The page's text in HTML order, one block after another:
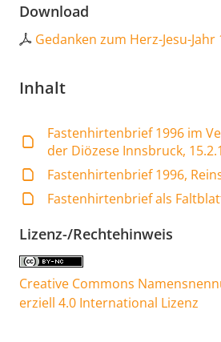
Download
Gedanken zum Herz-Jesu-Jahr
Inhalt
Fastenhirtenbrief 1996 im
der Diözese Innsbruck,
Fastenhirtenbrief 1996,
Fastenhirtenbrief als
Lizenz-/Rechtehinweis
Creative Commons
erziell 4.0 International Lizenz